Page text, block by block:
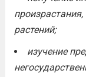
растений;
изучение